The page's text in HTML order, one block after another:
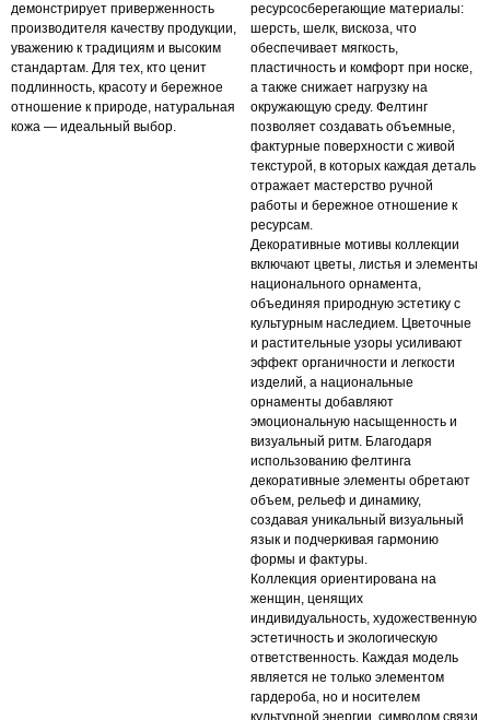
демонстрирует приверженность
производителя качеству продукции,
уважению к традициям и высоким
стандартам. Для тех, кто ценит
подлинность, красоту и бережное
отношение к природе, натуральная
кожа — идеальный выбор.
ресурсосберегающие материалы:
шерсть, шелк, вискоза, что
обеспечивает мягкость,
пластичность и комфорт при носке,
а также снижает нагрузку на
окружающую среду. Фелтинг
позволяет создавать объемные,
фактурные поверхности с живой
текстурой, в которых каждая деталь
отражает мастерство ручной
работы и бережное отношение к
ресурсам.
Декоративные мотивы коллекции
включают цветы, листья и элементы
национального орнамента,
объединяя природную эстетику с
культурным наследием. Цветочные
и растительные узоры усиливают
эффект органичности и легкости
изделий, а национальные
орнаменты добавляют
эмоциональную насыщенность и
визуальный ритм. Благодаря
использованию фелтинга
декоративные элементы обретают
объем, рельеф и динамику,
создавая уникальный визуальный
язык и подчеркивая гармонию
формы и фактуры.
Коллекция ориентирована на
женщин, ценящих
индивидуальность, художественную
эстетичность и экологическую
ответственность. Каждая модель
является не только элементом
гардероба, но и носителем
культурной энергии, символом связи